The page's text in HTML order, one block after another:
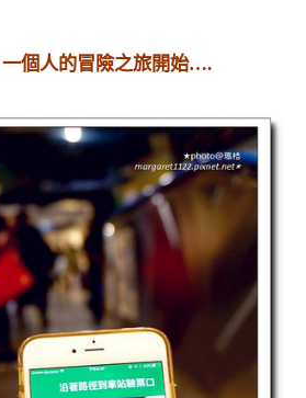
個人的冒險之旅開始….